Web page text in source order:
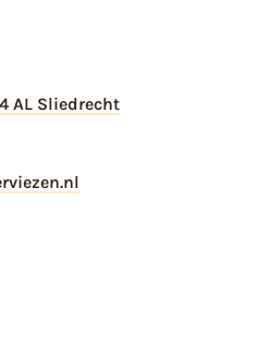
AL Sliedrecht